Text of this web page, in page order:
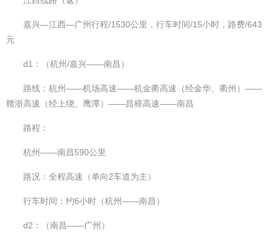
嘉兴—江西—广州行程/1530公里，行车时间/15小时，路费/643
元
d1：（杭州/嘉兴——南昌）
路线：杭州——机场高速——杭金衢高速（经金华、衢州）——
赣浙高速（经上绕、鹰潭）——昌樟高速——南昌
路程：
杭州——南昌590公里
路况：全程高速（单向2车道为主）
行车时间：约6小时（杭州——南昌）
d2：（南昌——广州）